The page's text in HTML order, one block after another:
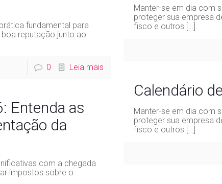
fundamental para
reputação junto ao
0 Leia mais
Manter-se em dia com
proteger sua empresa
fisco e outros […]
Calendário
Manter-se em dia com
proteger sua empresa
fisco e outros […]
Entenda as
da
com a chegada
impostos sobre o